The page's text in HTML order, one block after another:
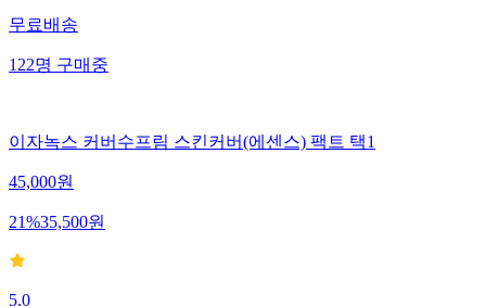
무료배송
122명구매중
이자녹스 커버수프림 스킨커버(에센스) 팩트 택1
45,000원
21%35,500원